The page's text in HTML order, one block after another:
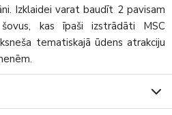
Izklaidei varat baudīt 2 pavisam
kas īpaši izstrādāti MSC
tematiskajā ūdens atrakciju